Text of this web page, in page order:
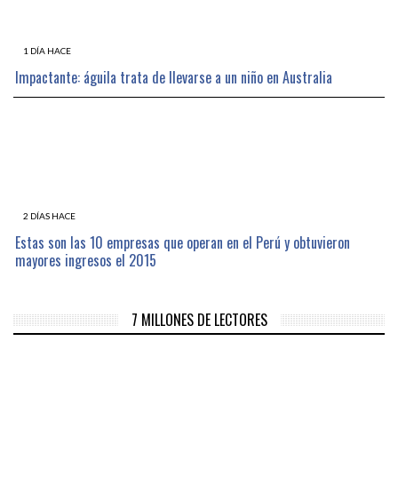
1 DÍA HACE
Impactante: águila trata de llevarse a un niño en Australia
2 DÍAS HACE
Estas son las 10 empresas que operan en el Perú y obtuvieron
mayores ingresos el 2015
7 MILLONES DE LECTORES